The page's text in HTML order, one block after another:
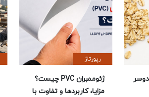
رپورتاژ
ژئوممبران PVC چیست؟
مزایا، کاربردها و تفاوت با